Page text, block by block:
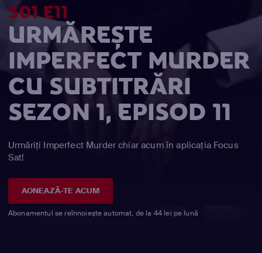
S01 E11
URMĂREȘTE
IMPERFECT MURDER
CU SUBTITRĂRI
SEZON 1, EPISOD 11
Urmăriți Imperfect Murder chiar acum în aplicația Focus
Sat!
AONEAZĂ-TE ACUM
Abonamentul se reînnoiește automat, de la 44 lei pe lună